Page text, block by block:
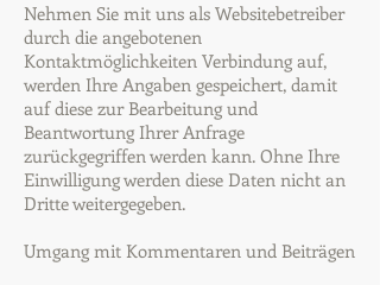
Nehmen Sie mit uns als Websitebetreiber
durch die angebotenen
Kontaktmöglichkeiten Verbindung auf,
werden Ihre Angaben gespeichert, damit
auf diese zur Bearbeitung und
Beantwortung Ihrer Anfrage
zurückgegriffen werden kann. Ohne Ihre
Einwilligung werden diese Daten nicht an
Dritte weitergegeben.
Umgang mit Kommentaren und Beiträgen